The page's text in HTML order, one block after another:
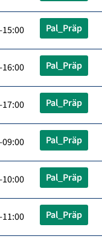
Pal_Präp
Pal_Präp
Pal_Präp
Pal_Präp
Pal_Präp
Pal_Präp